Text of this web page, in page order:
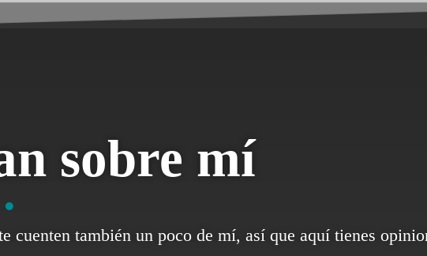
sobre mí
cuenten también un poco de mí, así que aquí tienes